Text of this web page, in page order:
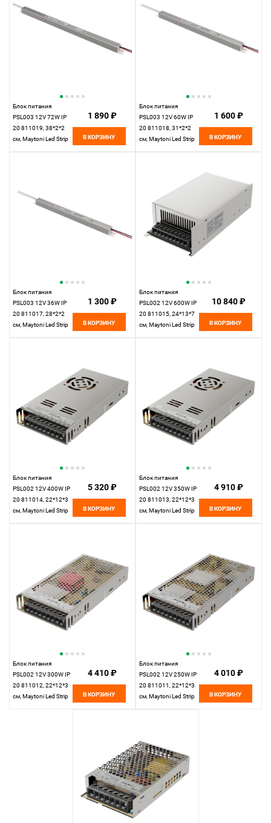
Блок питания
PSL003 12V 72W IP
20 811019, 38*2*2
см, Maytoni Led Strip
1 890 ₽
В КОРЗИНУ
Блок питания
PSL003 12V 60W IP
20 811018, 31*2*2
см, Maytoni Led Strip
1 600 ₽
В КОРЗИНУ
Блок питания
PSL003 12V 36W IP
20 811017, 28*2*2
см, Maytoni Led Strip
1 300 ₽
В КОРЗИНУ
Блок питания
PSL002 12V 600W IP
20 811015, 24*13*7
см, Maytoni Led Strip
10 840 ₽
В КОРЗИНУ
Блок питания
PSL002 12V 400W IP
20 811014, 22*12*3
см, Maytoni Led Strip
5 320 ₽
В КОРЗИНУ
Блок питания
PSL002 12V 350W IP
20 811013, 22*12*3
см, Maytoni Led Strip
4 910 ₽
В КОРЗИНУ
Блок питания
PSL002 12V 300W IP
20 811012, 22*12*3
см, Maytoni Led Strip
4 410 ₽
В КОРЗИНУ
Блок питания
PSL002 12V 250W IP
20 811011, 22*12*3
см, Maytoni Led Strip
4 010 ₽
В КОРЗИНУ